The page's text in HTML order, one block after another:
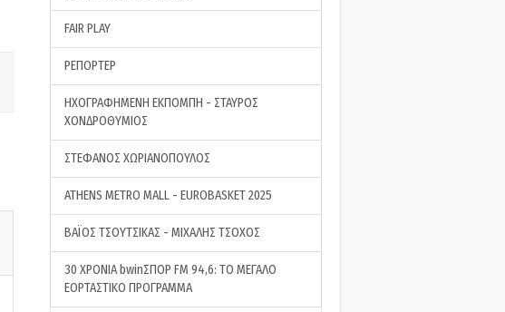
FAIR PLAY
ΡΕΠΟΡΤΕΡ
ΗΧΟΓΡΑΦΗΜΕΝΗ ΕΚΠΟΜΠΗ - ΣΤΑΥΡΟΣ
ΧΟΝΔΡΟΘΥΜΙΟΣ
ΣΤΕΦΑΝΟΣ ΧΩΡΙΑΝΟΠΟΥΛΟΣ
ATHENS METRO MALL - EUROBASKET 2025
ΒΑΪΟΣ ΤΣΟΥΤΣΙΚΑΣ - ΜΙΧΑΛΗΣ ΤΣΟΧΟΣ
30 ΧΡΟΝΙΑ bwinΣΠΟΡ FM 94,6: ΤΟ ΜΕΓΑΛΟ
ΕΟΡΤΑΣΤΙΚΟ ΠΡΟΓΡΑΜΜΑ